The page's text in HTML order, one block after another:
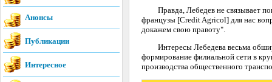
Анонсы
Публикации
Интересное
Правда, Лебедев не связывает
французы [Credit Agricol] для нас
докажем свою правоту".
Интересы Лебедева весьма
формирование филиальной сети в
производства общественного